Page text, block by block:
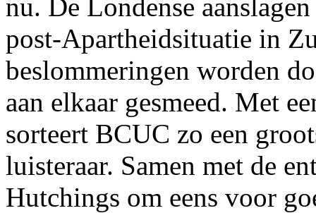
nu. De Londense
post-Apartheidsituatie in
beslommeringen worden
aan elkaar gesmeed. Met
sorteert BCUC zo een
luisteraar. Samen met de
Hutchings om eens voor